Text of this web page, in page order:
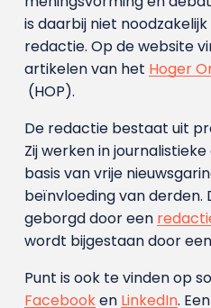
is daarbij niet
redactie. Op de website
artikelen van het Hoger
(HOP).
De redactie bestaat uit
Zij werken in
basis van vrije
beïnvloeding van derden.
geborgd door een
wordt bijgestaan door
Punt is ook te vinden op
Facebooken LinkedIn.